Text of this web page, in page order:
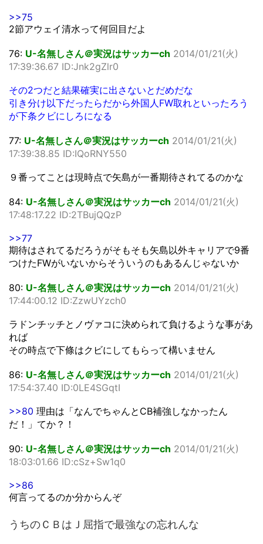
>>75
2節アウェイ清水って何回目だよ
76: U-名無しさん＠実況はサッカーch 2014/01/21(火)
17:39:36.67 ID:Jnk2gZlr0
その2つだと結果確実に出さないとだめだな
引き分け以下だったらだから外国人FW取れといったろう
が下条クビにしろになる
77: U-名無しさん＠実況はサッカーch 2014/01/21(火)
17:39:38.85 ID:IQoRNY550
９番ってことは現時点で矢島が一番期待されてるのかな
84: U-名無しさん＠実況はサッカーch 2014/01/21(火)
17:48:17.22 ID:2TBujQQzP
>>77
期待はされてるだろうがそもそも矢島以外キャリアで9番
つけたFWがいないからそういうのもあるんじゃないか
80: U-名無しさん＠実況はサッカーch 2014/01/21(火)
17:44:00.12 ID:ZzwUYzch0
ラドンチッチとノヴァコに決められて負けるような事があ
れば
その時点で下條はクビにしてもらって構いません
86: U-名無しさん＠実況はサッカーch 2014/01/21(火)
17:54:37.40 ID:0LE4SGqtI
>>80 理由は「なんでちゃんとCB補強しなかったん
だ！」てか？！
90: U-名無しさん＠実況はサッカーch 2014/01/21(火)
18:03:01.66 ID:cSz+Sw1q0
>>86
何言ってるのか分からんぞ
うちのＣＢはＪ屈指で最強なの忘れんな